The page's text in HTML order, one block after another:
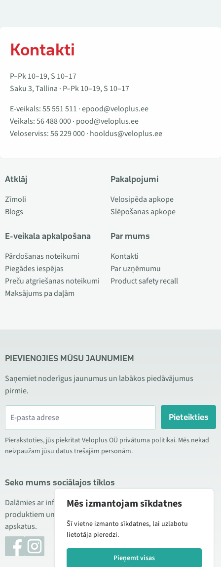
Kontakti
P–Pk 10–19, S 10–17
Saku 3, Tallina · P–Pk 10–19, S 10–17
E-veikals:55 551 511 ·epood@veloplus.ee
Veikals:56 488 000· pood@veloplus.ee
Veloserviss:56 229 000· hooldus@veloplus.ee
Atklāj
Zīmoli
Blogs
E-veikala apkalpošana
Pārdošanas noteikumi
Piegādes iespējas
Preču atgriešanas noteikumi
Maksājums pa daļām
Pakalpojumi
Velosipēda apkope
Slēpošanas apkope
Par mums
Kontakti
Par uzņēmumu
Product safety recall
PIEVIENOJIES MŪSU JAUNUMIEM
Saņemiet noderīgus jaunumus un labākos piedāvājumus
pirmie.
Pieteikties
Pierakstoties, jūs piekrītat Veloplus OÜ privātuma politikai. Mēs nekad
neizpaužam jūsu datus trešajām personām.
Seko mums sociālajos tīklos
Dalāmies ar informāciju par izdevīgām akcijām, jauniem
produktiem un servisu. Reizēm publicējam arī produktu
apskatus.
Mēs izmantojam sīkdatnes
Šī vietne izmanto sīkdatnes, lai uzlabotu
lietotāja pieredzi.
Pieņemt visas